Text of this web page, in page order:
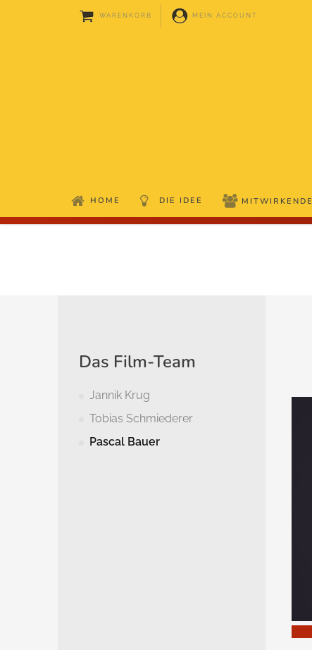
WARENKORB MEIN ACCOUNT
HOME DIE IDEE MITWIRKENDE
Das Film-Team
Jannik Krug
Tobias Schmiederer
Pascal Bauer